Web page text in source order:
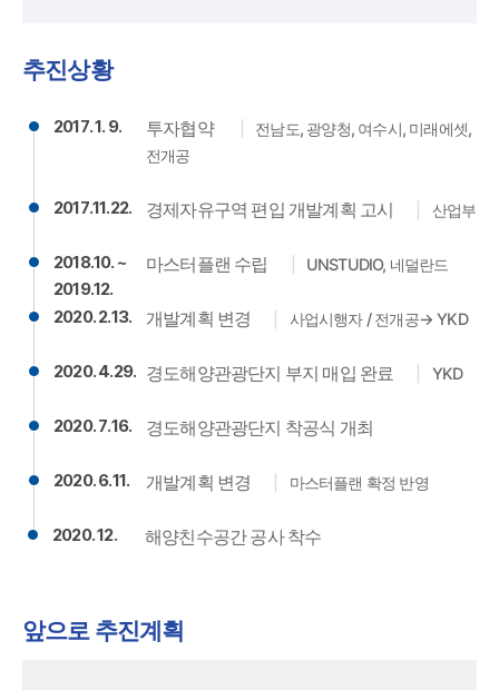
추진상황
2017. 1. 9. 투자협약
전남도, 광양청, 여수시, 미래에셋,
전개공
2017.11.22. 경제자유구역 편입 개발계획 고시 산업부
2018.10. ~
2019.12.
마스터플랜 수립 UNSTUDIO, 네덜란드
2020. 2.13. 개발계획 변경 사업시행자 / 전개공→ YKD
2020. 4.29. 경도해양관광단지 부지 매입 완료 YKD
2020. 7.16. 경도해양관광단지 착공식 개최
2020. 6.11. 개발계획 변경 마스터플랜 확정 반영
2020. 12. 해양친수공간 공사 착수
앞으로 추진계획